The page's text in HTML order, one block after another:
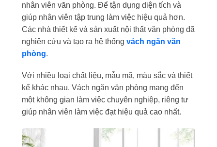
nhân viên văn phòng. Để tận dụng diện tích và
giúp nhân viên tập trung làm việc hiệu quả hơn.
Các nhà thiết kế và sản xuất nội thất văn phòng đã
nghiên cứu và tạo ra hệ thống vách ngăn văn
phòng.
Với nhiều loại chất liệu, mẫu mã, màu sắc và thiết
kế khác nhau. Vách ngăn văn phòng mang đến
một không gian làm việc chuyên nghiệp, riêng tư
giúp nhân viên làm việc đạt hiệu quả cao nhất.